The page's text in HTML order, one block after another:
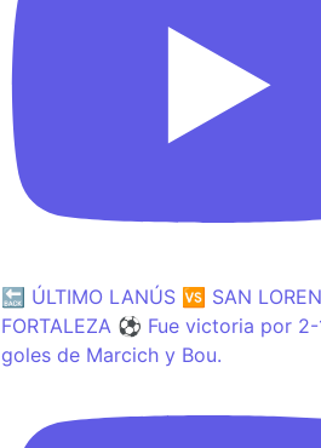
🔙 ÚLTIMO LANÚS 🆚 SAN
FORTALEZA ⚽️ Fue victoria por 2-
goles de Marcich y Bou.